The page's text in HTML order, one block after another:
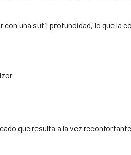
una sutil profundidad, lo que la
que resulta a la vez